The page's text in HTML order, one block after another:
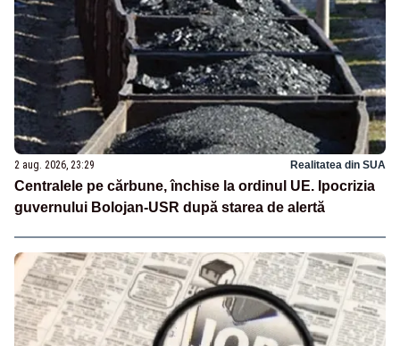
2 aug. 2026, 23:29 Realitatea din SUA
Centralele pe cărbune, închise la ordinul UE. Ipocrizia
guvernului Bolojan-USR după starea de alertă